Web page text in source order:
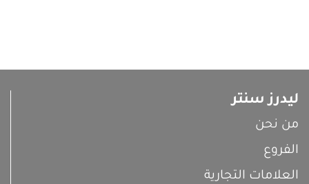
ليدرز سنتر
من نحن
الفروع
العلامات التجارية